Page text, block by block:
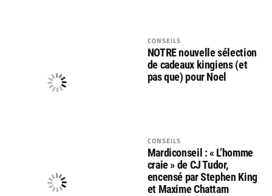
CONSEILS
NOTRE nouvelle sélection
de cadeaux kingiens (et
pas que) pour Noel
CONSEILS
Mardiconseil : « L’homme
craie » de CJ Tudor,
encensé par Stephen King
et Maxime Chattam